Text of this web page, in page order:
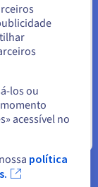
System) e
anos. A
eficaz
um domínio
o que
entidades
los ou
acessível no
política